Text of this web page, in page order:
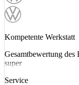
Kompetente Werkstatt
Gesamtbewertung
super
Service